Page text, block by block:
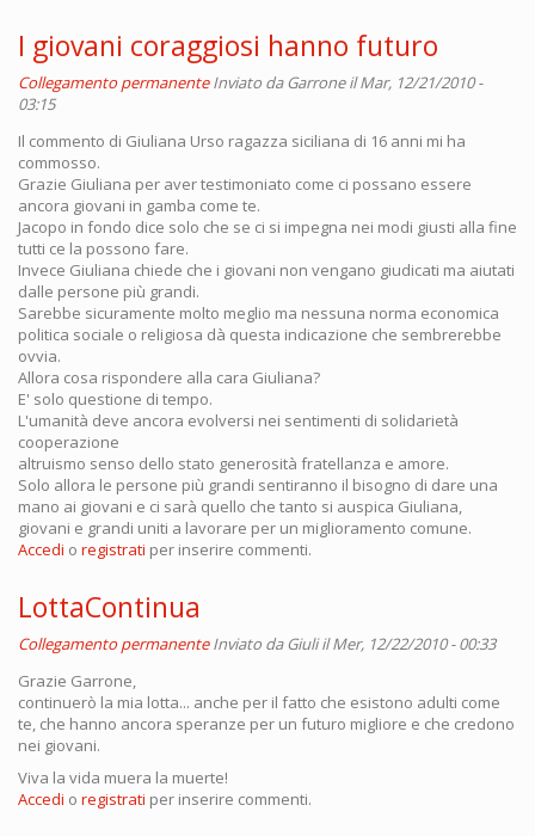
I giovani coraggiosi hanno futuro
Collegamento permanente Inviato daGarroneil Mar, 12/21/2010 -
03:15
Il commento di Giuliana Urso ragazza siciliana di 16 anni mi ha
commosso.
Grazie Giuliana per aver testimoniato come ci possano essere
ancora giovani in gamba come te.
Jacopo in fondo dice solo che se ci si impegna nei modi giusti alla fine
tutti ce la possono fare.
Invece Giuliana chiede che i giovani non vengano giudicati ma aiutati
dalle persone più grandi.
Sarebbe sicuramente molto meglio ma nessuna norma economica
politica sociale o religiosa dà questa indicazione che sembrerebbe
ovvia.
Allora cosa rispondere alla cara Giuliana?
E' solo questione di tempo.
L'umanità deve ancora evolversi nei sentimenti di solidarietà
cooperazione
altruismo senso dello stato generosità fratellanza e amore.
Solo allora le persone più grandi sentiranno il bisogno di dare una
mano ai giovani e ci sarà quello che tanto si auspica Giuliana,
giovani e grandi uniti a lavorare per un miglioramento comune.
Accedi o registrati per inserire commenti.
LottaContinua
Collegamento permanente Inviato daGiuliil Mer, 12/22/2010 - 00:33
Grazie Garrone,
continuerò la mia lotta... anche per il fatto che esistono adulti come
te, che hanno ancora speranze per un futuro migliore e che credono
nei giovani.
Viva la vida muera la muerte!
Accedi o registrati per inserire commenti.